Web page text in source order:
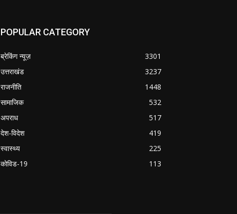
POPULAR CATEGORY
ब्रेकिंग न्यूज़
3301
उत्तराखंड
3237
राजनीति
1448
सामाजिक
532
अपराध
517
देश-विदेश
419
स्वास्थ्य
225
कोविड-19
113